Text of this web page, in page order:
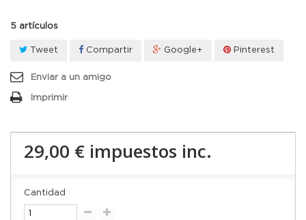
5 artículos
Tweet Compartir Google+ Pinterest
Enviar a un amigo
Imprimir
29,00 € impuestos inc.
Cantidad